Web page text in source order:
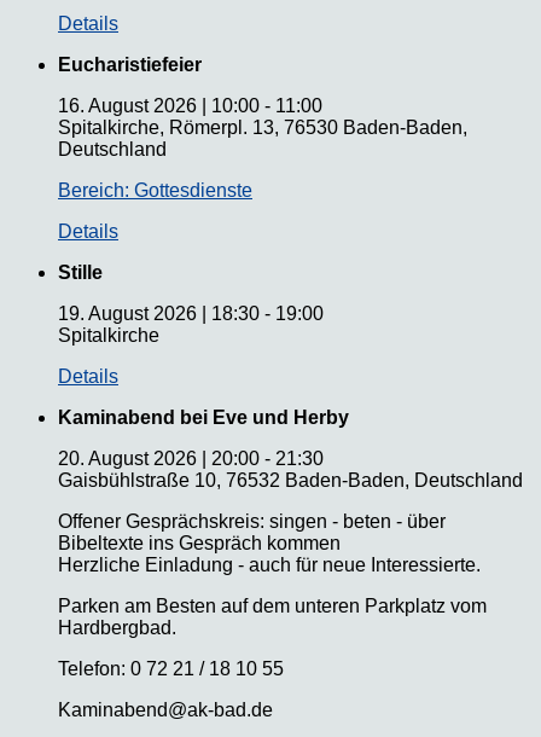
Details
Eucharistiefeier
16. August 2026
10:00 - 11:00
Spitalkirche, Römerpl. 13, 76530 Baden-Baden,
Deutschland
Bereich: Gottesdienste
Details
Stille
19. August 2026
18:30 - 19:00
Spitalkirche
Details
Kaminabend bei Eve und Herby
20. August 2026
20:00 - 21:30
Gaisbühlstraße 10, 76532 Baden-Baden, Deutschland
Offener Gesprächskreis: singen - beten - über
Bibeltexte ins Gespräch kommen
Herzliche Einladung - auch für neue Interessierte.
Parken am Besten auf dem unteren Parkplatz vom
Hardbergbad.
Telefon: 0 72 21 / 18 10 55
Kaminabend@ak-bad.de